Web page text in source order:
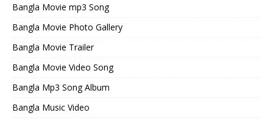
Bangla Movie mp3 Song
Bangla Movie Photo Gallery
Bangla Movie Trailer
Bangla Movie Video Song
Bangla Mp3 Song Album
Bangla Music Video